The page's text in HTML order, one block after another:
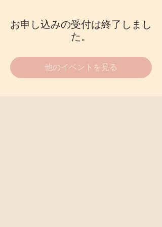
お申し込みの受付は終了しまし
た。
他のイベントを見る